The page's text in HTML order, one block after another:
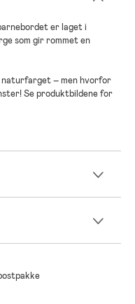
er laget i
som gir rommet en
– men hvorfor
Se produktbildene for